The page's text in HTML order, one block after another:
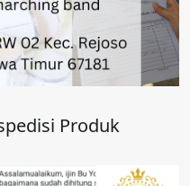
Produk